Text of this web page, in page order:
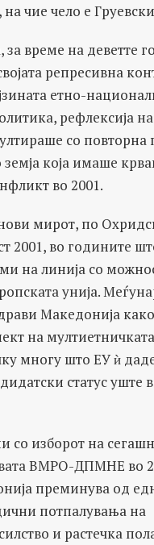
чие чело е
за време на деветте
репресивна
етно-
рефлексија
со повторна
која имаше
во 2001.
мирот, по
2001, во годините
на линија со
унија.
Македонија
на
многу што ЕУ ѝ
статус уште
со изборот на
ВМРО-ДПМНЕ во
преминува од
потпалувања на
и растечка